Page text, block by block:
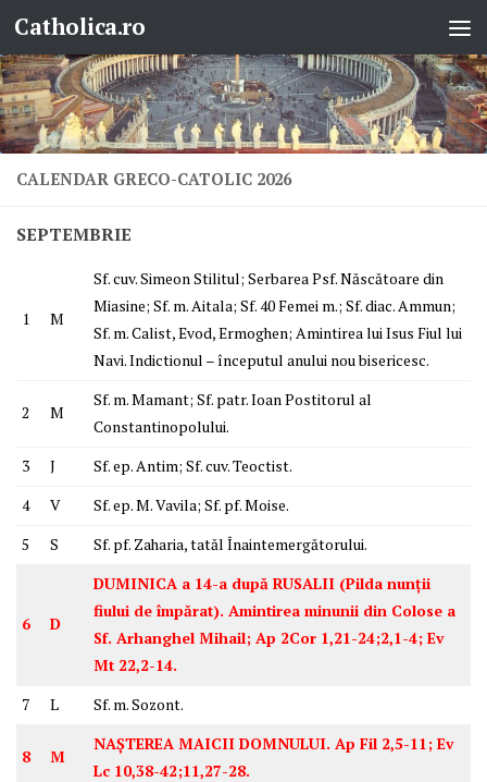
Skip to content
Catholica.ro
CALENDAR GRECO-CATOLIC 2026
SEPTEMBRIE
1 M
Sf. cuv. Simeon Stilitul; Serbarea Psf. Născătoare din
Miasine; Sf. m. Aitala; Sf. 40 Femei m.; Sf. diac. Ammun;
Sf. m. Calist, Evod, Ermoghen; Amintirea lui Isus Fiul lui
Navi. Indictionul – începutul anului nou bisericesc.
2 M
Sf. m. Mamant; Sf. patr. Ioan Postitorul al
Constantinopolului.
3
J
Sf. ep. Antim; Sf. cuv. Teoctist.
4
V
Sf. ep. M. Vavila; Sf. pf. Moise.
5
S Sf. pf. Zaharia, tatăl Înaintemergătorului.
6 D
DUMINICA a 14-a după RUSALII (Pilda nunții
fiului de împărat). Amintirea minunii din Colose a
Sf. Arhanghel Mihail; Ap 2Cor 1,21-24;2,1-4; Ev
Mt 22,2-14.
7
L Sf. m. Sozont.
8 M
NAȘTEREA MAICII DOMNULUI. Ap Fil 2,5-11; Ev
Lc 10,38-42;11,27-28.